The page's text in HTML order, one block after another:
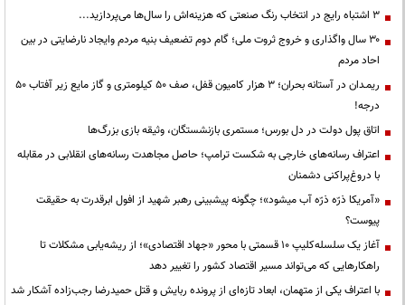
3 اشتباه رایج در انتخاب رنگ صنعتی که هزینه‌اش را سال‌ها می‌پردازید...
۳۰ سال واگذاری و خروج ثروت ملی؛ گام دوم تضعیف بنیه مردم وایجاد نارضایتی در بین
احاد مردم
ریمـدان در آستانه بحران؛ ۳ هزار کامیون قفل، صف ۵۰ کیلومتری و گاز مایع زیر آفتاب ۵۰
درجه!
اتاق پول دولت در دل بورس؛ مستمری بازنشستگان، وثیقه بازی بزرگ‌ها
اعتراف رسانه‌های خارجی به شکست ترامپ؛ حاصل مجاهدت رسانه‌های انقلابی در مقابله
با دروغ‌پراکنی دشمنان
«آمریکا ذرّه ذرّه آب میشود»؛ چگونه پیشبینی رهبر شهید از افول ابرقدرت به حقیقت
پیوست؟
آغاز یک سلسله‌کلیپ ۱۰ قسمتی با محور «جهاد اقتصادی»؛ از ریشه‌یابی مشکلات تا
راهکارهایی که می‌تواند مسیر اقتصاد کشور را تغییر دهد
با اعتراف یکی از متهمان، ابعاد تازه‌ای از پرونده ربایش و قتل حمیدرضا رجب‌زاده آشکار شد